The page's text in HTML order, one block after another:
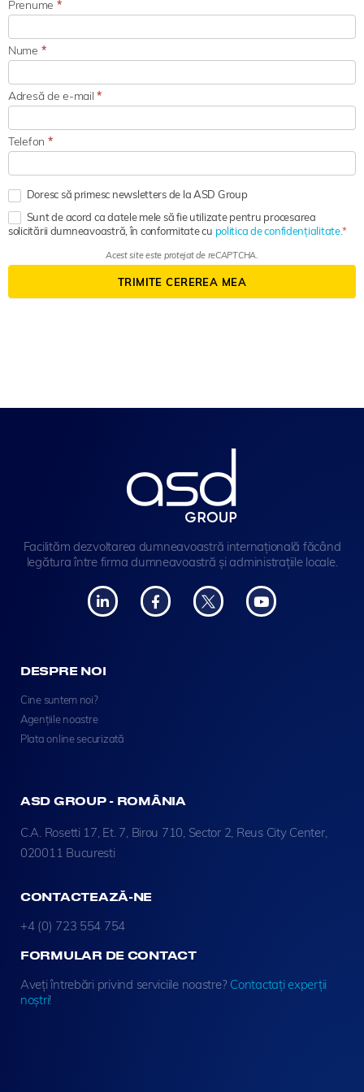
Prenume *
Nume *
Adresă de e-mail*
Telefon *
Doresc să primesc newsletters de la ASD Group
Sunt de acord ca datele mele să fie utilizate pentru procesarea
solicitării dumneavoastră, în conformitate cu politica de confidențialitate.
Acest site este protejat de reCAPTCHA.
TRIMITE CEREREA MEA
Facilităm dezvoltarea dumneavoastră internațională făcând
legătura între firma dumneavoastră și administrațiile locale.
DESPRE NOI
Cine suntem noi?
Agențiile noastre
Plata online securizată
ASD GROUP - ROMÂNIA
C.A. Rosetti 17, Et. 7, Birou 710, Sector 2, Reus City Center,
020011 Bucuresti
CONTACTEAZĂ-NE
+4 (0) 723 554 754
FORMULAR DE CONTACT
Aveți întrebări privind serviciile noastre? Contactați experții
noștri!